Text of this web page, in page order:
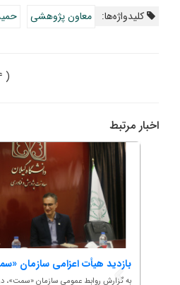
کلیدواژه‌ها: معاون پژوهشی
(
اخبار مرتبط
بازدید هیأت اعزامی سازمان
به گزارش روابط عمومی سازمان «سمت»،